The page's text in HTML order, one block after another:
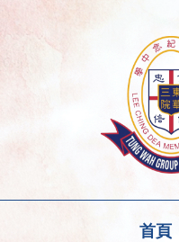
首頁